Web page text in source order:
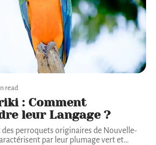
read
: Comment
leur Langage ?
des perroquets originaires de Nouvelle-
par leur plumage vert et…